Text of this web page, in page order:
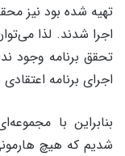
اجرا شدند. لذا
تحقق برنامه وجود
اجرای برنامه
بنابراین با
شدیم که هیچ